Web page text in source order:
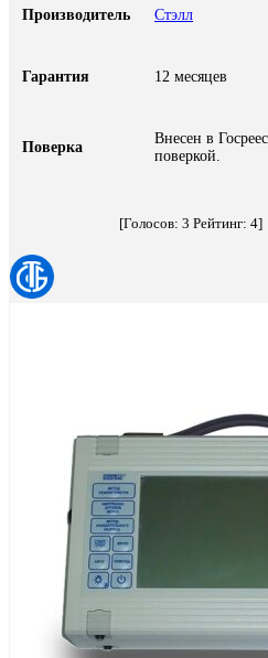
Производитель Стэлл
Гарантия 12 месяцев
Поверка
Внесен в
поверкой.
[Голосов: 3 Рейтинг: 4]